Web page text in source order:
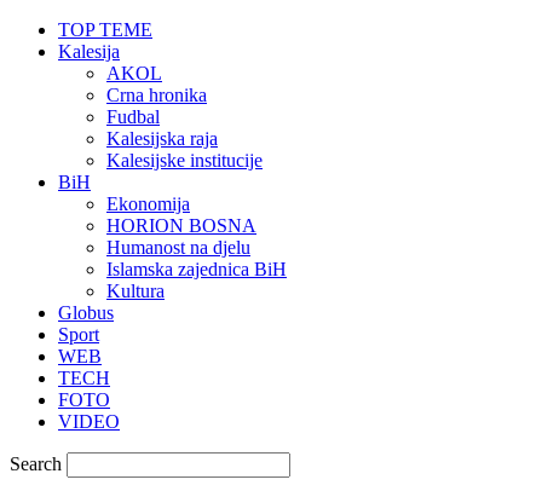
TOP TEME
Kalesija
AKOL
Crna hronika
Fudbal
Kalesijska raja
Kalesijske institucije
BiH
Ekonomija
HORION BOSNA
Humanost na djelu
Islamska zajednica BiH
Kultura
Globus
Sport
WEB
TECH
FOTO
VIDEO
Search